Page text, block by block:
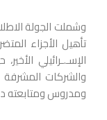
وشملت الجولة
تأهيل الأجزاء
الإسـ.ـرائيلي
والشركات
ومدروس ومتابعته